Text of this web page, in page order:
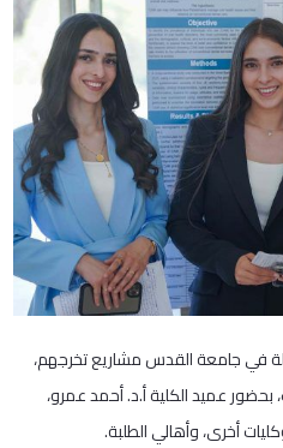
وطالبة صيدلة في جامعة القدس مشاريع تخرجهم،
بحضور عميد الكلية أ.د. أحمد عمرو،
أخرى، وأهالي الطلبة.